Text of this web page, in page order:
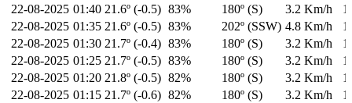
22-08-2025 01:40 21.6º (-0.5) 83% 180º (S) 3.2 Km/h
22-08-2025 01:35 21.6º (-0.5) 83% 202º (SSW) 4.8 Km/h
22-08-2025 01:30 21.7º (-0.4) 83% 180º (S) 3.2 Km/h
22-08-2025 01:25 21.7º (-0.5) 83% 180º (S) 3.2 Km/h
22-08-2025 01:20 21.8º (-0.5) 82% 180º (S) 3.2 Km/h
22-08-2025 01:15 21.7º (-0.6) 82% 180º (S) 3.2 Km/h